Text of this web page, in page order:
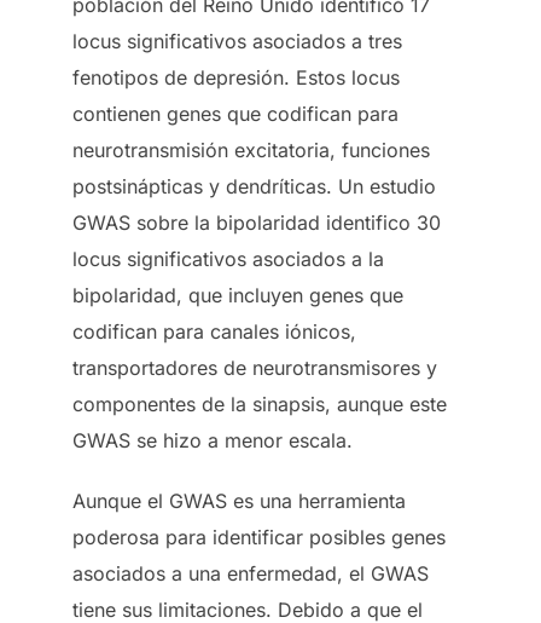
locus significativos asociados a tres
fenotipos de depresión. Estos locus
contienen genes que codifican para
neurotransmisión excitatoria, funciones
postsinápticas y dendríticas. Un estudio
GWAS sobre la bipolaridad identifico 30
locus significativos asociados a la
bipolaridad, que incluyen genes que
codifican para canales iónicos,
transportadores de neurotransmisores y
componentes de la sinapsis, aunque este
GWAS se hizo a menor escala.
Aunque el GWAS es una herramienta
poderosa para identificar posibles genes
asociados a una enfermedad, el GWAS
tiene sus limitaciones. Debido a que el